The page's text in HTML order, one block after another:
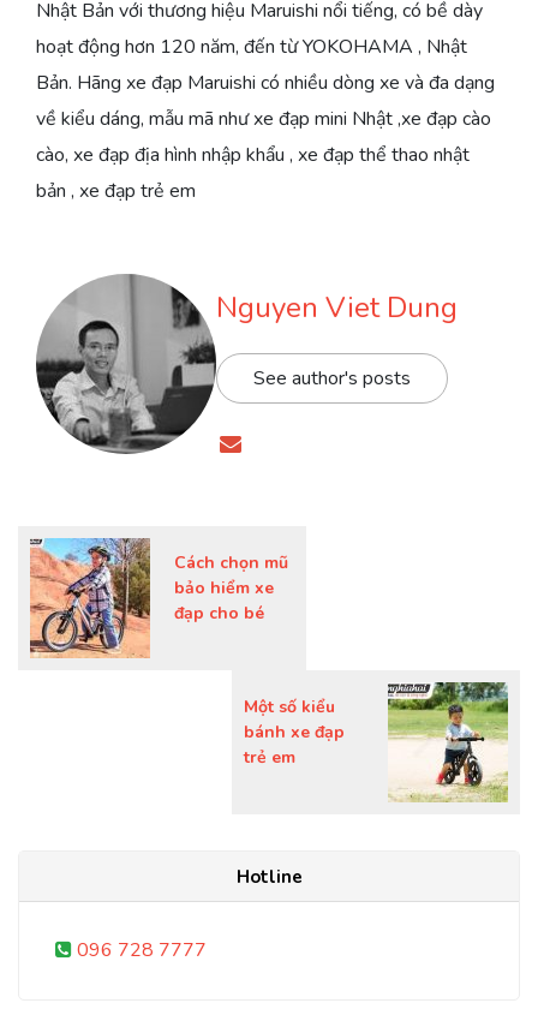
Nhật Bản với thương hiệu Maruishi nổi tiếng, có bề dày
hoạt động hơn 120 năm, đến từ YOKOHAMA , Nhật
Bản. Hãng xe đạp Maruishi có nhiều dòng xe và đa dạng
về kiểu dáng, mẫu mã như xe đạp mini Nhật ,xe đạp cào
cào, xe đạp địa hình nhập khẩu , xe đạp thể thao nhật
bản , xe đạp trẻ em
Nguyen Viet Dung
See author's posts
Cách chọn mũ
bảo hiểm xe
đạp cho bé
Một số kiểu
bánh xe đạp
trẻ em
Hotline
096 728 7777